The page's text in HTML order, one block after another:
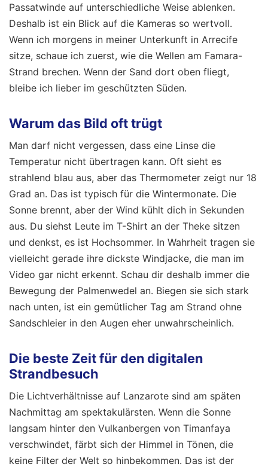
Passatwinde auf unterschiedliche Weise ablenken.
Deshalb ist ein Blick auf die Kameras so wertvoll.
Wenn ich morgens in meiner Unterkunft in Arrecife
sitze, schaue ich zuerst, wie die Wellen am Famara-
Strand brechen. Wenn der Sand dort oben fliegt,
bleibe ich lieber im geschützten Süden.
Warum das Bild oft trügt
Man darf nicht vergessen, dass eine Linse die
Temperatur nicht übertragen kann. Oft sieht es
strahlend blau aus, aber das Thermometer zeigt nur 18
Grad an. Das ist typisch für die Wintermonate. Die
Sonne brennt, aber der Wind kühlt dich in Sekunden
aus. Du siehst Leute im T-Shirt an der Theke sitzen
und denkst, es ist Hochsommer. In Wahrheit tragen sie
vielleicht gerade ihre dickste Windjacke, die man im
Video gar nicht erkennt. Schau dir deshalb immer die
Bewegung der Palmenwedel an. Biegen sie sich stark
nach unten, ist ein gemütlicher Tag am Strand ohne
Sandschleier in den Augen eher unwahrscheinlich.
Die beste Zeit für den digitalen
Strandbesuch
Die Lichtverhältnisse auf Lanzarote sind am späten
Nachmittag am spektakulärsten. Wenn die Sonne
langsam hinter den Vulkanbergen von Timanfaya
verschwindet, färbt sich der Himmel in Tönen, die
keine Filter der Welt so hinbekommen. Das ist der